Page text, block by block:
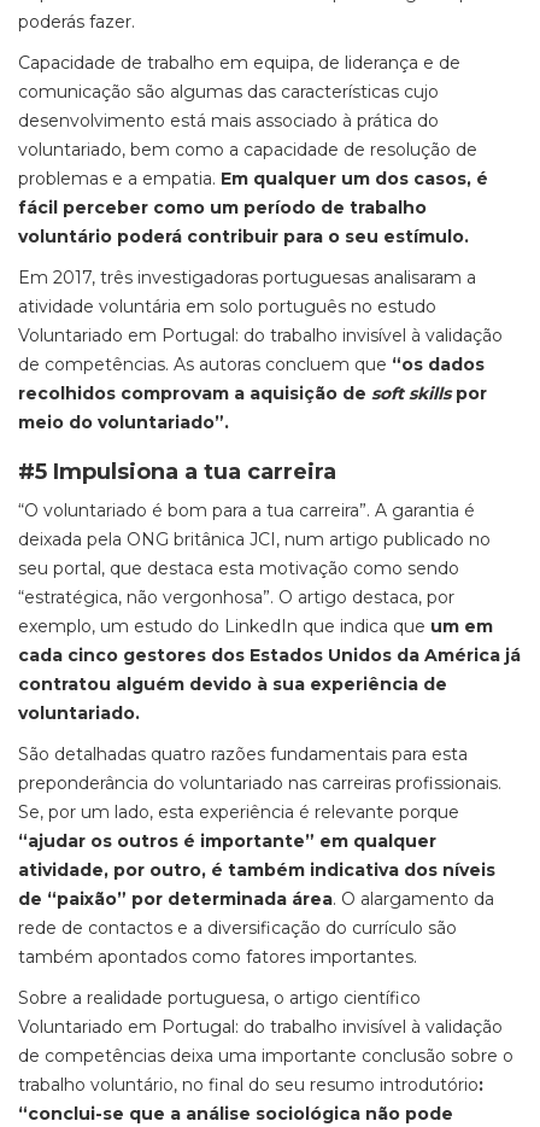
poderás fazer.
Capacidade de trabalho em equipa, de liderança e de
comunicação são algumas das características cujo
desenvolvimento está mais associado à prática do
voluntariado, bem como a capacidade de resolução de
problemas e a empatia. Em qualquer um dos casos, é
fácil perceber como um período de trabalho
voluntário poderá contribuir para o seu estímulo.
Em 2017, três investigadoras portuguesas analisaram a
atividade voluntária em solo português no estudo
Voluntariado em Portugal: do trabalho invisível à validação
de competências. As autoras concluem que “os dados
recolhidos comprovam a aquisição de soft skillspor
meio do voluntariado”.
#5 Impulsiona a tua carreira
“O voluntariado é bom para a tua carreira”. A garantia é
deixada pela ONG britânica JCI, num artigo publicado no
seu portal, que destaca esta motivação como sendo
“estratégica, não vergonhosa”. O artigo destaca, por
exemplo, um estudo do LinkedIn que indica que um em
cada cinco gestores dos Estados Unidos da América já
contratou alguém devido à sua experiência de
voluntariado.
São detalhadas quatro razões fundamentais para esta
preponderância do voluntariado nas carreiras profissionais.
Se, por um lado, esta experiência é relevante porque
“ajudar os outros é importante” em qualquer
atividade, por outro, é também indicativa dos níveis
de “paixão” por determinada área. O alargamento da
rede de contactos e a diversificação do currículo são
também apontados como fatores importantes.
Sobre a realidade portuguesa, o artigo científico
Voluntariado em Portugal: do trabalho invisível à validação
de competências deixa uma importante conclusão sobre o
trabalho voluntário, no final do seu resumo introdutório:
“conclui-se que a análise sociológica não pode